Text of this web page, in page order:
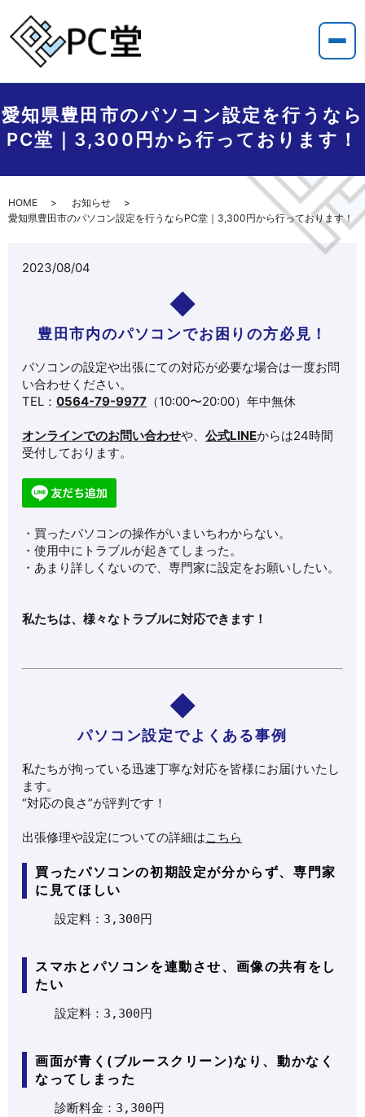
愛知県豊田市のパソコン設定を行うなら
PC堂｜3,300円から行っております！
HOME
お知らせ
愛知県豊田市のパソコン設定を行うならPC堂｜3,300円から行っております！
2023/08/04
豊田市内のパソコンでお困りの方必見！
パソコンの設定や出張にての対応が必要な場合は一度お問
い合わせください。
TEL：0564-79-9977 （10:00〜20:00）年中無休
オンラインでのお問い合わせや、公式LINEからは24時間
受付しております。
・買ったパソコンの操作がいまいちわからない。
・使用中にトラブルが起きてしまった。
・あまり詳しくないので、専門家に設定をお願いしたい。
私たちは、様々なトラブルに対応できます！
パソコン設定でよくある事例
私たちが拘っている迅速丁寧な対応を皆様にお届けいたし
ます。
“対応の良さ”が評判です！
出張修理や設定についての詳細はこちら
買ったパソコンの初期設定が分からず、専門家
に見てほしい
設定料：3,300円
スマホとパソコンを連動させ、画像の共有をし
たい
設定料：3,300円
画面が青く(ブルースクリーン)なり、動かなく
なってしまった
診断料金：3,300円